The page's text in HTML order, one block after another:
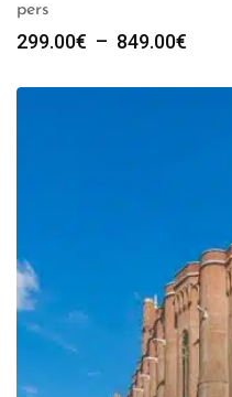
pers
299.00€ – 849.00€
prix :